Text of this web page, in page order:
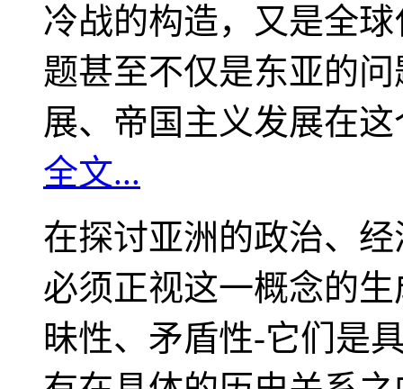
冷战的构造，又是全
题甚至不仅是东亚的
展、帝国主义发展在
全文...
在探讨亚洲的政治、
必须正视这一概念的
昧性、矛盾性-它们是